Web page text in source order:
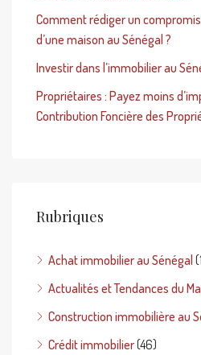
Comment rédiger un
d’une maison au Sénégal ?
Investir dans l’immobilier au
Propriétaires : Payez moins
Contribution Foncière des
Rubriques
Achat immobilier au Sénégal
Actualités et Tendances du
Construction immobilière au
Crédit immobilier(46)